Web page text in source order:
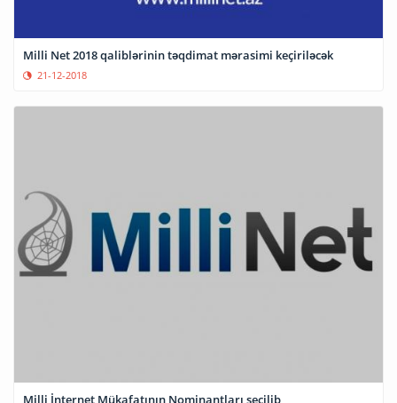
Milli Net 2018 qaliblərinin təqdimat mərasimi keçiriləcək
21-12-2018
Milli İnternet Mükafatının Nominantları seçilib